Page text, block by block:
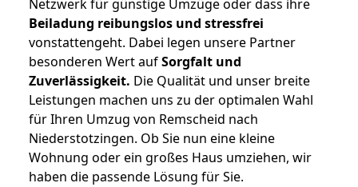
Netzwerk für günstige Umzüge oder dass ihre
Beiladung reibungslos und stressfrei
vonstattengeht. Dabei legen unsere Partner
besonderen Wert aufSorgfalt und
Zuverlässigkeit. Die Qualität und unser breite
Leistungen machen uns zu der optimalen Wahl
für Ihren Umzug von Remscheid nach
Niederstotzingen. Ob Sie nun eine kleine
Wohnung oder ein großes Haus umziehen, wir
haben die passende Lösung für Sie.